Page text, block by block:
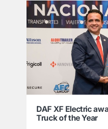
DAF XF Electric
Truck of the Year